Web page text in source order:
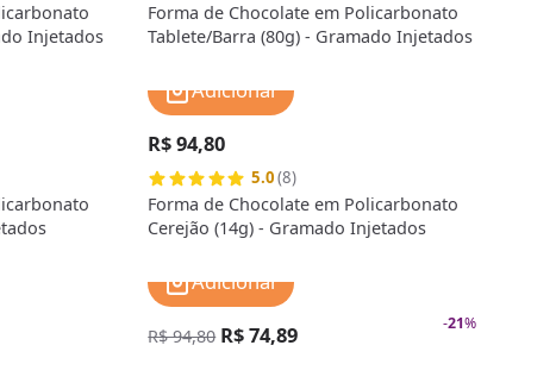
Injetados
Forma de Chocolate em Policarbonato
Tablete/Barra (80g) - Gramado Injetados
R$ 94,80
5.0(8)
Forma de Chocolate em Policarbonato
Cerejão (14g) - Gramado Injetados
Adicionar
-21%
R$ 94,80 R$ 74,89
Adicionar